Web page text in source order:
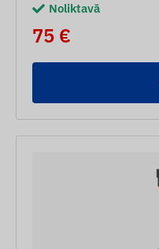
Noliktavā
75 €